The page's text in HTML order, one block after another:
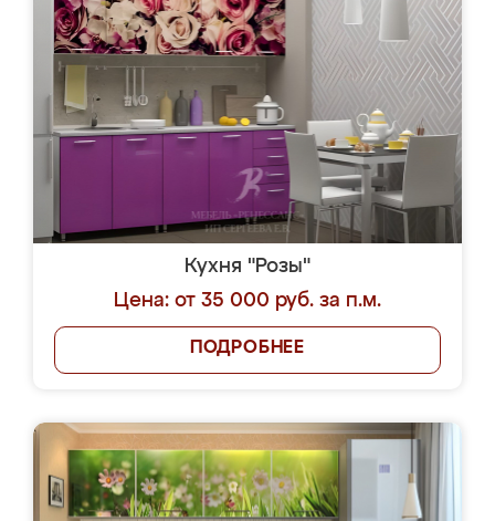
Кухня "Розы"
Цена: от 35 000 руб. за п.м.
ПОДРОБНЕЕ